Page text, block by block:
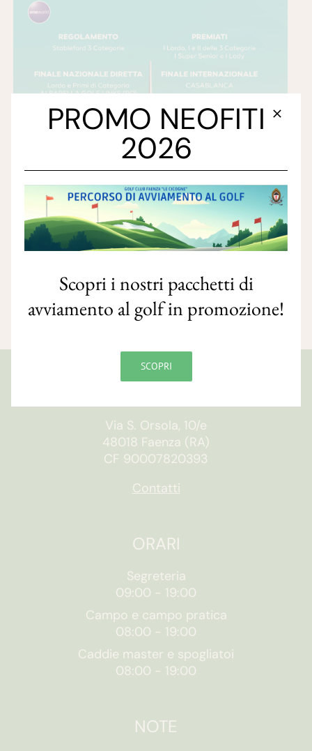
Via S. Orsola, 10/e
48018 Faenza (RA)
CF 90007820393
Contatti
ORARI
Segreteria
09:00 - 19:00
Campo e campo pratica
08:00 - 19:00
Caddie master e spogliatoi
08:00 - 19:00
NOTE
PROMO NEOFITI
2026
Scopri i nostri pacchetti di
avviamento al golf in promozione!
SCOPRI